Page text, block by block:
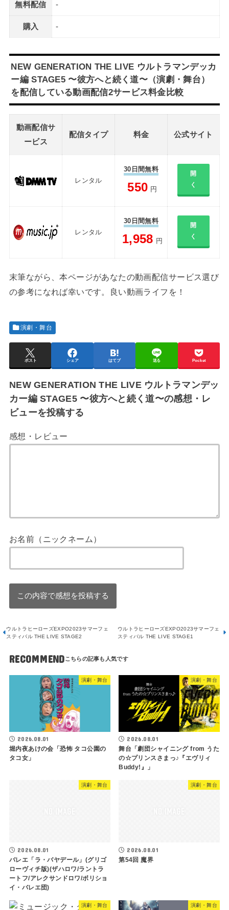
無料配信 -
購入 -
NEW GENERATION THE LIVE ウルトラマンデッカ
ー編 STAGE5 〜彼方へと続く道〜（演劇・舞台）
を配信している動画配信2サービス料金比較
動画配信サ
ービス
配信タイプ 料金 公式サイト
レンタル
30日間無料
550 円
開
く
レンタル
30日間無料
1,958 円
開
く
末筆ながら、本ページがあなたの動画配信サービス選び
の参考になれば幸いです。良い動画ライフを！
演劇・舞台
ポスト シェア はてブ 送る Pocket
NEW GENERATION THE LIVE ウルトラマンデッ
カー編 STAGE5 〜彼方へと続く道〜の感想・レ
ビューを投稿する
感想・レビュー
お名前（ニックネーム）
ウルトラヒーローズEXPO2023サマーフェ
スティバル THE LIVE STAGE2
ウルトラヒーローズEXPO2023サマーフェ
スティバル THE LIVE STAGE1
RECOMMEND
演劇・舞台
2026.08.01
堀内夜あけの会「恐怖 タコ公園の
タコ女」
演劇・舞台
2026.08.01
舞台「劇団シャイニング from うた
の☆プリンスさまっ♪『エヴリィ
Buddy!』」
演劇・舞台
2026.08.01
バレエ「ラ・バヤデール」(グリゴ
ローヴィチ版)(ザハロワ/ラントラ
ートフ/アレクサンドロワ/ボリショ
イ・バレエ団)
演劇・舞台
2026.08.01
第54回 魔界
演劇・舞台 演劇・舞台